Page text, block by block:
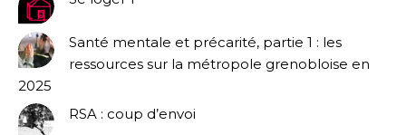
Santé mentale et précarité, partie 1 : les
ressources sur la métropole grenobloise en
2025
RSA : coup d’envoi